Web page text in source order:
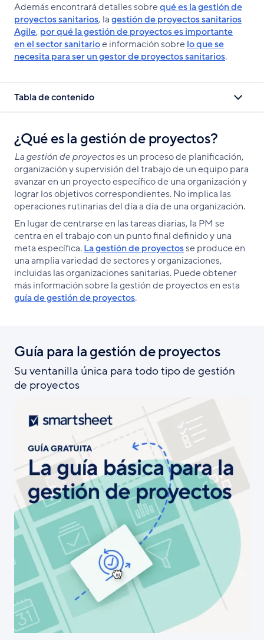
Además encontrará detalles sobrequé es la gestión de
proyectos sanitarios, lagestión de proyectos sanitarios
Agile, por qué la gestión de proyectos es importante
en el sector sanitarioe información sobrelo que se
necesita para ser un gestor de proyectos sanitarios.
Tabla de contenido
¿Qué es la gestión de proyectos?
La gestión de proyectoses un proceso de planificación,
organización y supervisión del trabajo de un equipo para
avanzar en un proyecto específico de una organización y
lograr los objetivos correspondientes. No implica las
operaciones rutinarias del día a día de una organización.
En lugar de centrarse en las tareas diarias, la PM se
centra en el trabajo con un punto final definido y una
meta específica.La gestión de proyectosse produce en
una amplia variedad de sectores y organizaciones,
incluidas las organizaciones sanitarias. Puede obtener
más información sobre la gestión de proyectos en esta
guía de gestión de proyectos.
Guía para la gestión de proyectos
Su ventanilla única para todo tipo de gestión
de proyectos